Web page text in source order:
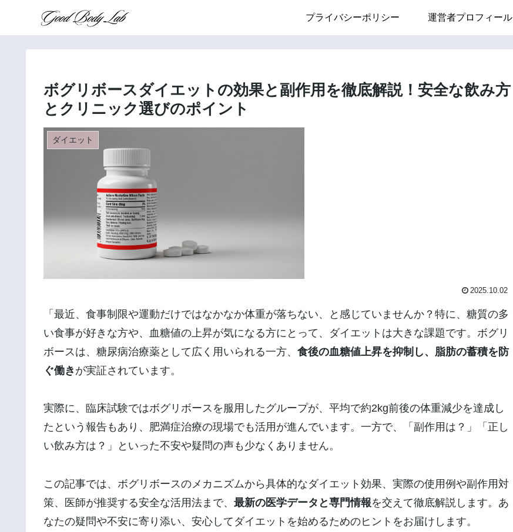
プライバシーポリシー 運営者プロフィール
ボグリボースダイエットの効果と副作用を徹底解説！安全な飲み方
とクリニック選びのポイント
ダイエット
2025.10.02
「最近、食事制限や運動だけではなかなか体重が落ちない、と感じていませんか？特に、糖質の多
い食事が好きな方や、血糖値の上昇が気になる方にとって、ダイエットは大きな課題です。ボグリ
ボースは、糖尿病治療薬として広く用いられる一方、 食後の血糖値上昇を抑制し、脂肪の蓄積を防
ぐ働き が実証されています。
実際に、臨床試験ではボグリボースを服用したグループが、平均で約2kg前後の体重減少を達成し
たという報告もあり、肥満症治療の現場でも活用が進んでいます。一方で、「副作用は？」「正し
い飲み方は？」といった不安や疑問の声も少なくありません。
この記事では、ボグリボースのメカニズムから具体的なダイエット効果、実際の使用例や副作用対
策、医師が推奨する安全な活用法まで、 最新の医学データと専門情報を交えて徹底解説します。あ
なたの疑問や不安に寄り添い、安心してダイエットを始めるためのヒントをお届けします。